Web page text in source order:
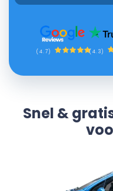
(4.7) (4.3)
Snel &